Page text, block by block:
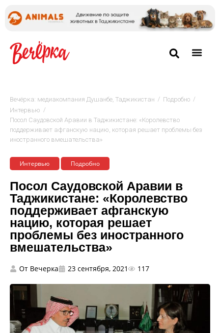
Вечёрка: медиакомпания Душанбе, Таджикистан / Подробно /
Интервью /
Посол Саудовской Аравии в Таджикистане: «Королевство
поддерживает афганскую нацию, которая решает проблемы без
иностранного вмешательства»
Интервью Подробно
Посол Саудовской Аравии в
Таджикистане: «Королевство
поддерживает афганскую
нацию, которая решает
проблемы без иностранного
вмешательства»
От Вечерка 23 сентября, 2021 117